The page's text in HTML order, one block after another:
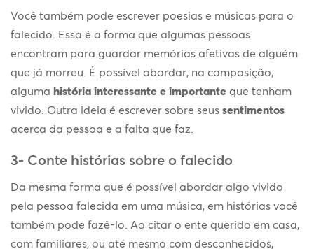
Você também pode escrever poesias e músicas para o
falecido. Essa é a forma que algumas pessoas
encontram para guardar memórias afetivas de alguém
que já morreu. É possível abordar, na composição,
alguma história interessante e importante que tenham
vivido. Outra ideia é escrever sobre seus sentimentos
acerca da pessoa e a falta que faz.
3- Conte histórias sobre o falecido
Da mesma forma que é possível abordar algo vivido
pela pessoa falecida em uma música, em histórias você
também pode fazê-lo. Ao citar o ente querido em casa,
com familiares, ou até mesmo com desconhecidos,